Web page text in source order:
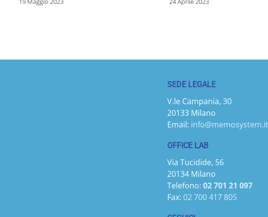
SEDE LEGALE
V.le Campania, 30
20133 Milano
Email: info@memosystem.it
OFFICE LAB
Via Tucidide, 56
20134 Milano
Telefono: 02 701 21 097
Fax: 02 700 417 805